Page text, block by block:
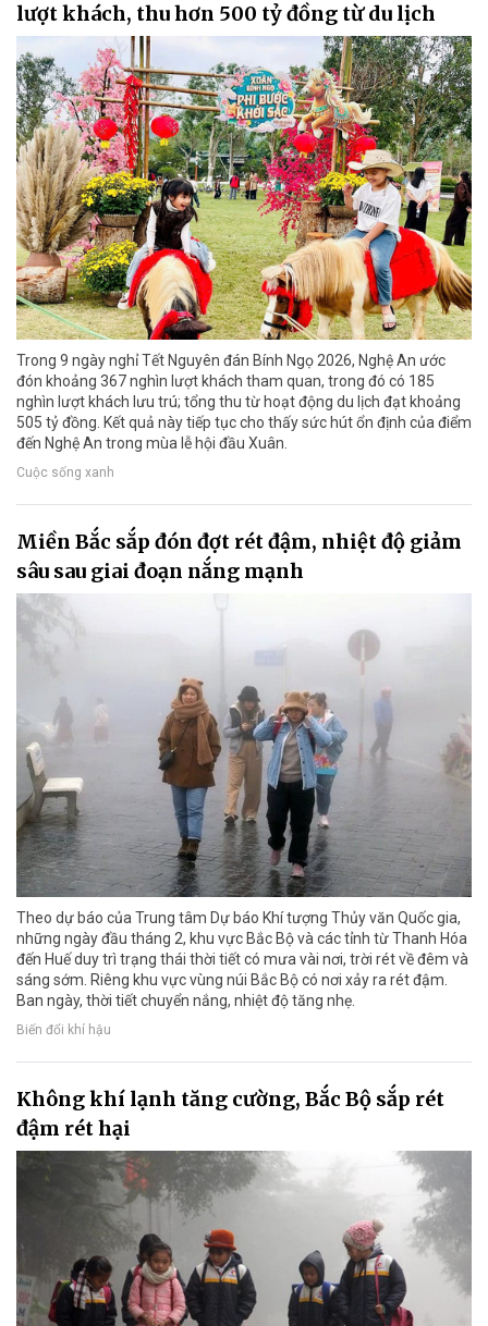
lượt khách, thu hơn 500 tỷ đồng từ du lịch
Trong 9 ngày nghỉ Tết Nguyên đán Bính Ngọ 2026, Nghệ An ước
đón khoảng 367 nghìn lượt khách tham quan, trong đó có 185
nghìn lượt khách lưu trú; tổng thu từ hoạt động du lịch đạt khoảng
505 tỷ đồng. Kết quả này tiếp tục cho thấy sức hút ổn định của điểm
đến Nghệ An trong mùa lễ hội đầu Xuân.
Cuộc sống xanh
Miền Bắc sắp đón đợt rét đậm, nhiệt độ giảm
sâu sau giai đoạn nắng mạnh
Theo dự báo của Trung tâm Dự báo Khí tượng Thủy văn Quốc gia,
những ngày đầu tháng 2, khu vực Bắc Bộ và các tỉnh từ Thanh Hóa
đến Huế duy trì trạng thái thời tiết có mưa vài nơi, trời rét về đêm và
sáng sớm. Riêng khu vực vùng núi Bắc Bộ có nơi xảy ra rét đậm.
Ban ngày, thời tiết chuyển nắng, nhiệt độ tăng nhẹ.
Biến đổi khí hậu
Không khí lạnh tăng cường, Bắc Bộ sắp rét
đậm rét hại